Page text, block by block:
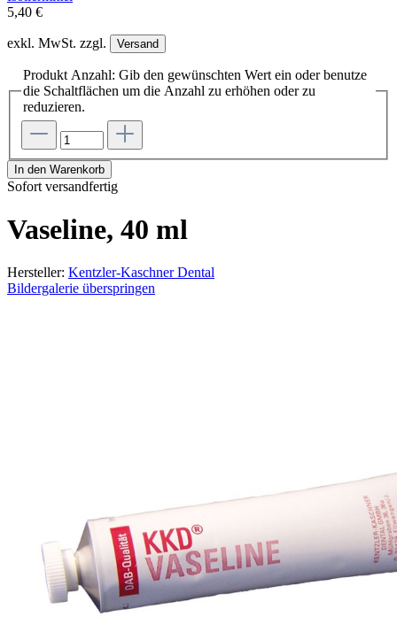
5,40 €
exkl. MwSt. zzgl. Versand
Produkt Anzahl: Gib den gewünschten Wert ein oder benutze
die Schaltflächen um die Anzahl zu erhöhen oder zu
reduzieren.
In den Warenkorb
Sofort versandfertig
Vaseline, 40 ml
Hersteller: Kentzler-Kaschner Dental
Bildergalerie überspringen